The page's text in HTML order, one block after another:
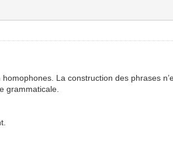
La construction des phrases
grammaticale.